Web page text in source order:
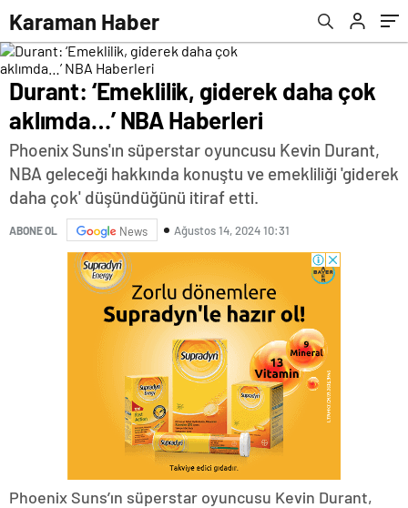
Karaman Haber
Durant: ‘Emeklilik, giderek daha çok
aklımda…’ NBA Haberleri
Phoenix Suns'ın süperstar oyuncusu Kevin Durant,
NBA geleceği hakkında konuştu ve emekliliği 'giderek
daha çok' düşündüğünü itiraf etti.
ABONE OL News Ağustos 14, 2024 10:31
Phoenix Suns’ın süperstar oyuncusu Kevin Durant,